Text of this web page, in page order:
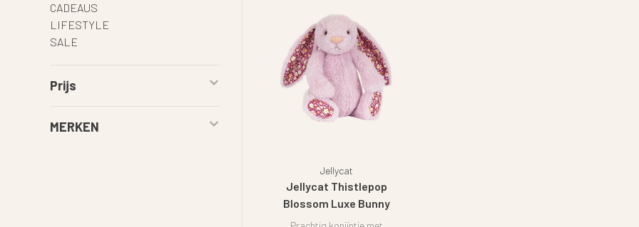
CADEAUS
LIFESTYLE
SALE
Prijs
MERKEN
Jellycat
Jellycat Thistlepop
Blossom Luxe Bunny
Original